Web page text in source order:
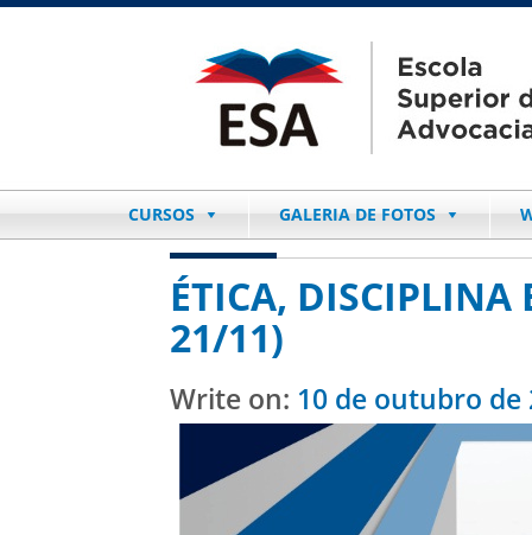
CURSOS GALERIA DE FOTOS
ÉTICA, DISCIPLINA
21/11)
Write on: 10 de outubro de